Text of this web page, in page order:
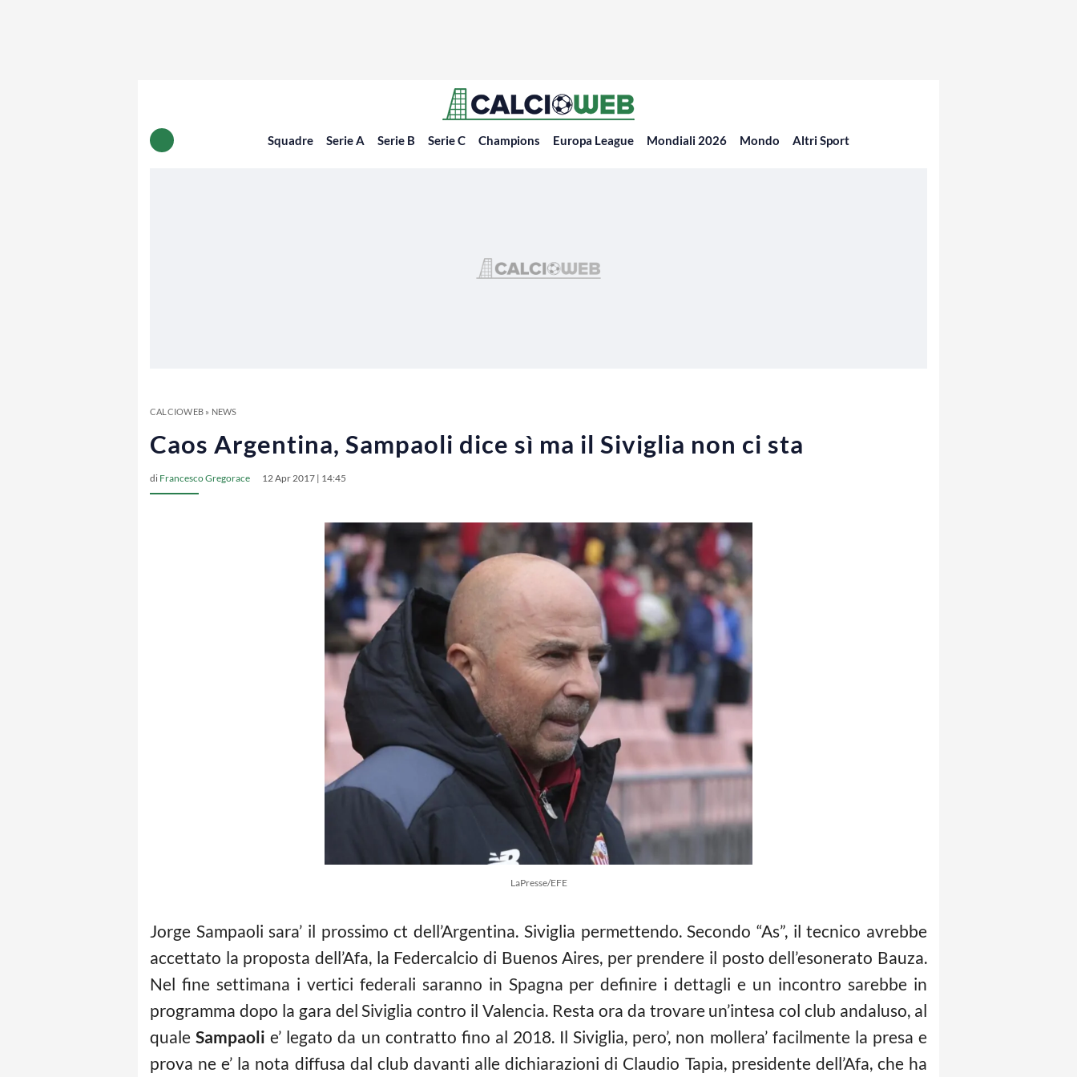
Squadre Serie A Serie B Serie C Champions Europa League Mondiali 2026 Mondo Altri Sport
CALCIOWEB» NEWS
Caos Argentina, Sampaoli dice sì ma il Siviglia non ci sta
di Francesco Gregorace 12 Apr 2017 | 14:45
LaPresse/EFE
Jorge Sampaoli sara’ il prossimo ct dell’Argentina. Siviglia permettendo. Secondo “As”, il tecnico avrebbe
accettato la proposta dell’Afa, la Federcalcio di Buenos Aires, per prendere il posto dell’esonerato Bauza.
Nel fine settimana i vertici federali saranno in Spagna per definire i dettagli e un incontro sarebbe in
programma dopo la gara del Siviglia contro il Valencia. Resta ora da trovare un’intesa col club andaluso, al
qualeSampaoli e’ legato da un contratto fino al 2018. Il Siviglia, pero’, non mollera’ facilmente la presa e
prova ne e’ la nota diffusa dal club davanti alle dichiarazioni di Claudio Tapia, presidente dell’Afa, che ha